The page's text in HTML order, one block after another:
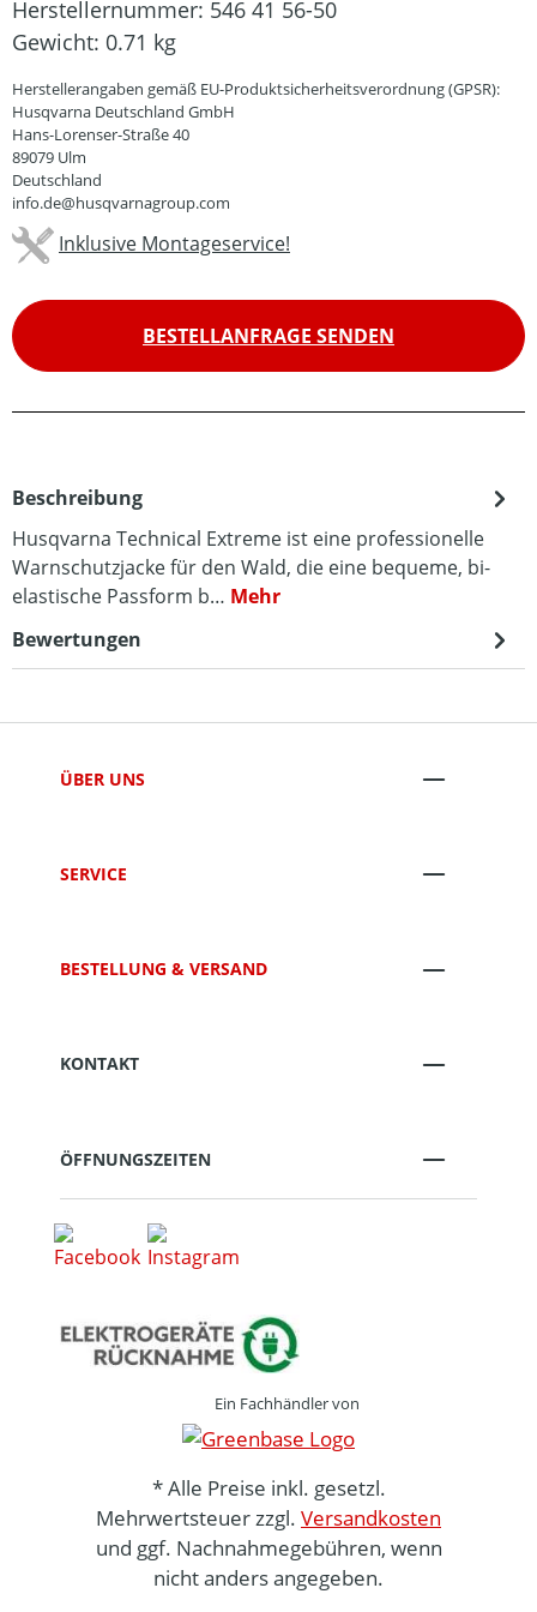
Herstellernummer: 546 41 56-50
Gewicht: 0.71 kg
Herstellerangaben gemäß EU-Produktsicherheitsverordnung (GPSR):
Husqvarna Deutschland GmbH
Hans-Lorenser-Straße 40
89079 Ulm
Deutschland
info.de@husqvarnagroup.com
Inklusive Montageservice!
BESTELLANFRAGE SENDEN
Beschreibung
Husqvarna Technical Extreme ist eine professionelle
Warnschutzjacke für den Wald, die eine bequeme, bi-
elastische Passform b… Mehr
Bewertungen
ÜBER UNS
SERVICE
BESTELLUNG & VERSAND
KONTAKT
ÖFFNUNGSZEITEN
Ein Fachhändler von
* Alle Preise inkl. gesetzl.
Mehrwertsteuer zzgl. Versandkosten
und ggf. Nachnahmegebühren, wenn
nicht anders angegeben.